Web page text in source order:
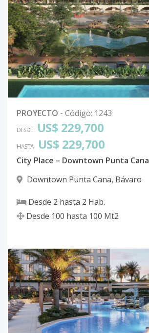
PROYECTO - Código: 1243
DESDE US$ 229,700
HASTA US$ 229,700
City Place – Downtown Punta Cana
Downtown Punta Cana, Bávaro
Desde 2 hasta 2 Hab.
Desde 100 hasta 100 Mt2